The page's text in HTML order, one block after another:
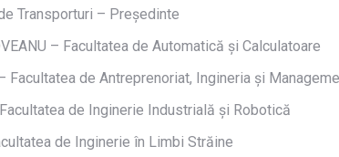
Transporturi – Președinte
– Facultatea de Automatică și Calculatoare
Facultatea de Antreprenoriat, Ingineria și
de Inginerie Industrială și Robotică
de Inginerie în Limbi Străine